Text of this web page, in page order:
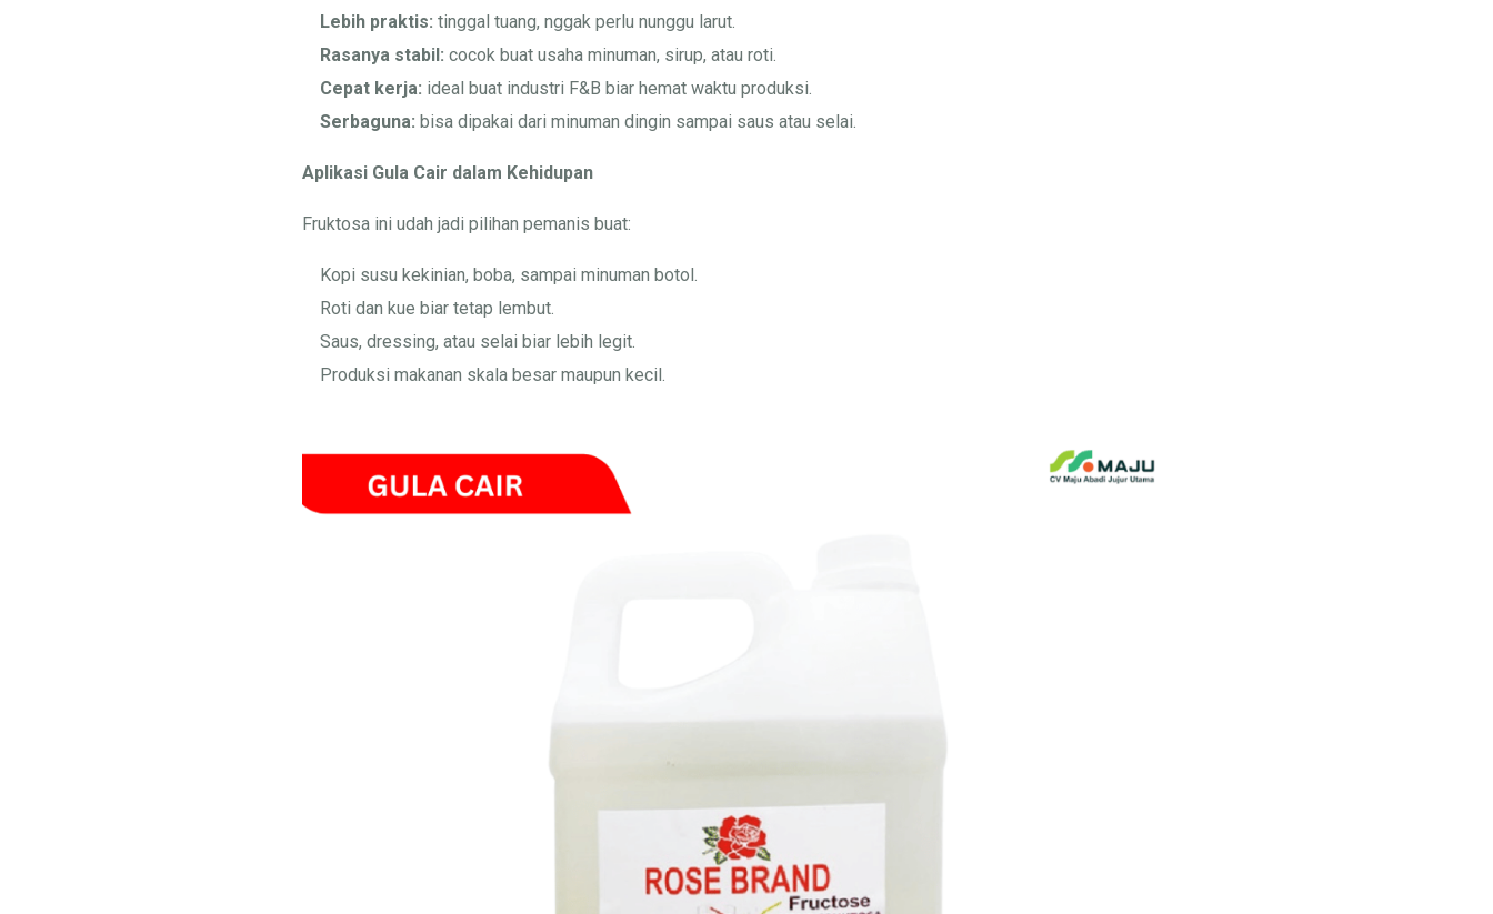
Lebih praktis: tinggal tuang, nggak perlu nunggu larut.
Rasanya stabil: cocok buat usaha minuman, sirup, atau roti.
Cepat kerja: ideal buat industri F&B biar hemat waktu produksi.
Serbaguna: bisa dipakai dari minuman dingin sampai saus atau selai.
Aplikasi Gula Cair dalam Kehidupan
Fruktosa ini udah jadi pilihan pemanis buat:
Kopi susu kekinian, boba, sampai minuman botol.
Roti dan kue biar tetap lembut.
Saus, dressing, atau selai biar lebih legit.
Produksi makanan skala besar maupun kecil.